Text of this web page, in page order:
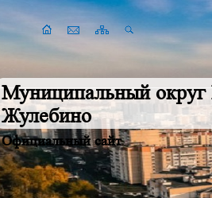
Муниципальный
Жулебино
Официальный сайт